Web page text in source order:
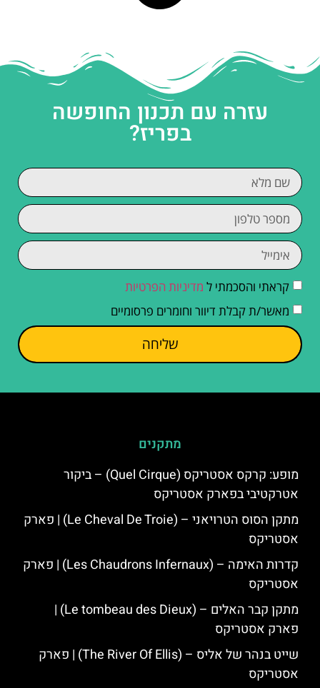
עזרה עם תכנון החופשה
בפריז?
קראתי והסכמתי ל מדיניות הפרטיות
מאשר/ת קבלת דיוור וחומרים פרסומיים
שליחה
מתקנים
מופע: קרקס אסטריקס (Quel Cirque) – ביקור
אטרקטיבי בפארק אסטריקס
מתקן הסוס הטרויאני – (Le Cheval De Troie) | פארק
אסטריקס
קדרות האימה – (Les Chaudrons Infernaux) | פארק
אסטריקס
מתקן קבר האלים – (Le tombeau des Dieux) |
פארק אסטריקס
שייט בנהר של אליס – (The River Of Ellis) | פארק
אסטריקס